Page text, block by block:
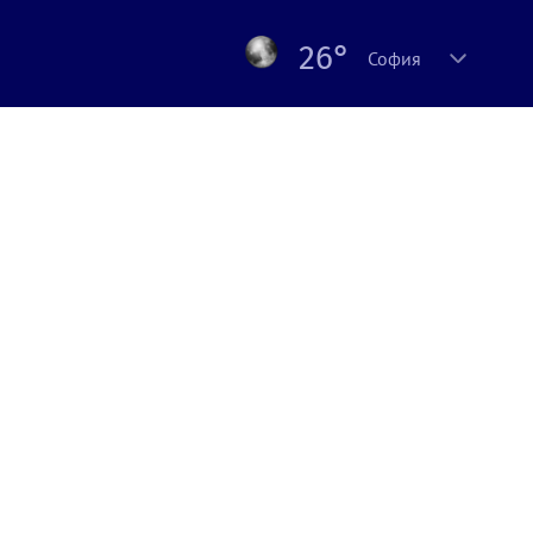
26° София